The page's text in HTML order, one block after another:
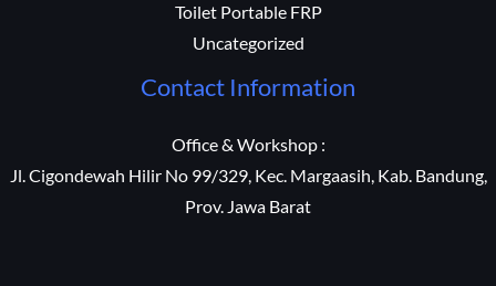
Toilet Portable FRP
Uncategorized
Contact Information
Office & Workshop :
Jl. Cigondewah Hilir No 99/329, Kec. Margaasih, Kab. Bandung,
Prov. Jawa Barat